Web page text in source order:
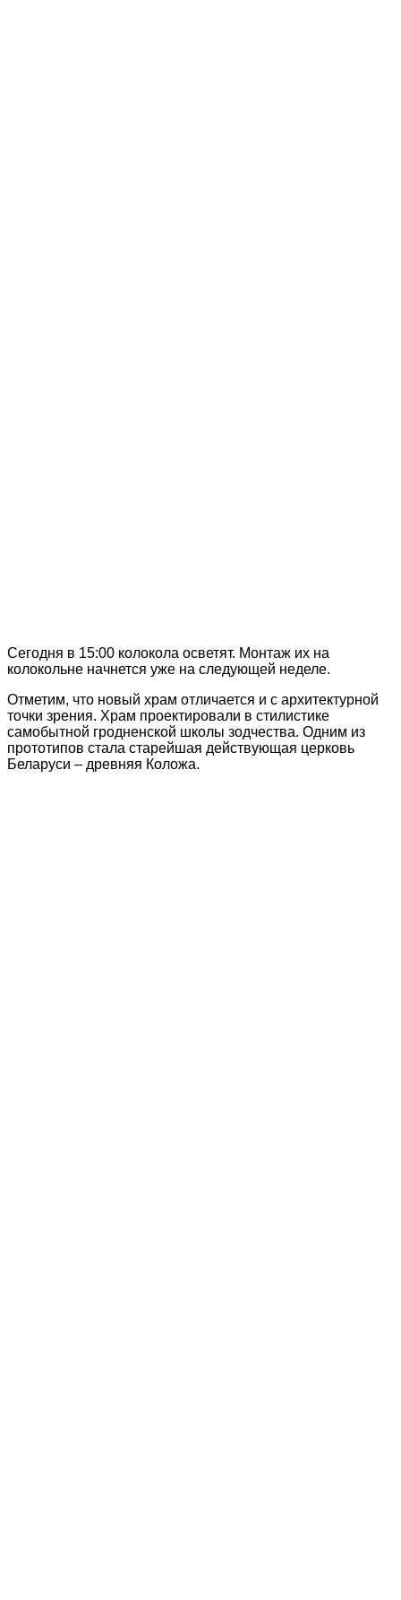
Сегодня в 15:00 колокола осветят. Монтаж их на
колокольне начнется уже на следующей неделе.
Отметим, что новый храм отличается и с архитектурной
точки зрения. Храм проектировали в стилистике
самобытной гродненской школы зодчества. Одним из
прототипов стала старейшая действующая церковь
Беларуси – древняя Коложа.